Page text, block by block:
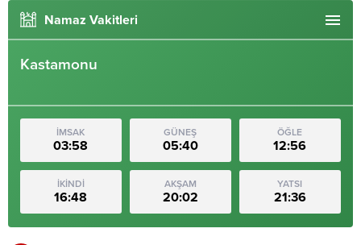
Namaz Vakitleri
Kastamonu
İMSAK
03:58
GÜNEŞ
05:40
ÖĞLE
12:56
İKİNDİ
16:48
AKŞAM
20:02
YATSI
21:36